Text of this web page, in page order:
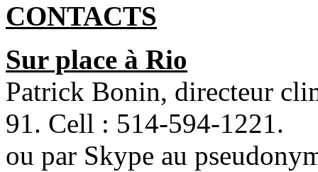
CONTACTS
Sur place à Rio
Patrick Bonin, directeur
91. Cell : 514-594-1221.
ou par Skype au